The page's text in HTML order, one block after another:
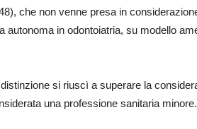
che non venne presa in
autonoma in odontoiatria, su modello
si riuscì a superare la
una professione sanitaria minore.